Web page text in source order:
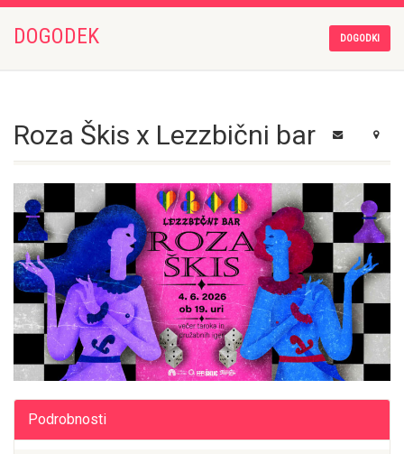
DOGODEK DOGODKI
Roza Škis x Lezzbični bar
Podrobnosti